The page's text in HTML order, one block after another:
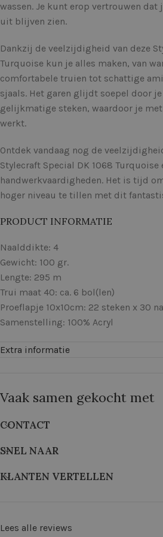
wassen. Je kunt erop vertrouwen dat
uit blijven zien.
Dankzij de veelzijdigheid van deze
Turquoise kun je alles maken, van
comfortabele truien tot schattige
sjaals. Het garen glijdt soepel door
gelijkmatige steken, waardoor je
werkt.
Ontdek vandaag nog de
Stylecraft Special DK 1068
handwerkvaardigheden. Het is tijd
hoger niveau te tillen met dit
PRODUCT INFORMATIE
Naalddikte: 4
Gewicht: 100 gr.
Lengte: 295 m
Trui maat 40: ca. 6 bol(len)
Proeflapje 10x10cm: 22 steken x 30
Samenstelling: 100% Acryl
Extra informatie
Vaak samen gekocht met
CONTACT
SNEL NAAR
KLANTEN VERTELLEN
Lees alle reviews